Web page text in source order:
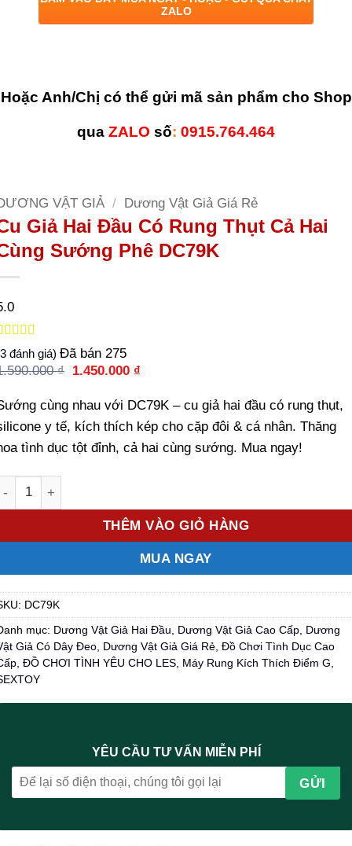
ZALO
Hoặc Anh/Chị có thể gửi mã sản phẩm cho Shop
qua ZALO số: 0915.764.464
VẬT GIẢ / Dương Vật Giả Giá Rẻ
Giả Hai Đầu Có Rung Thụt Cả Hai
Sướng Phê DC79K
trên 5
trên
giá
3 đánh giá) Đã bán 275
₫ Giá
1.590.000 ₫.
1.450.000 ₫
là:
1.450.000 ₫.
cùng nhau với DC79K – cu giả hai đầu có rung thụt,
y tế, kích thích kép cho cặp đôi & cá nhân. Thăng
tình dục tột đỉnh, cả hai cùng sướng. Mua ngay!
lượng
THÊM VÀO GIỎ HÀNG
MUA NGAY
DC79K
mục: Dương Vật Giả Hai Đầu, Dương Vật Giả Cao Cấp, Dương
Giả Có Dây Đeo, Dương Vật Giả Giá Rẻ, Đồ Chơi Tình Dục Cao
, ĐỒ CHƠI TÌNH YÊU CHO LES, Máy Rung Kích Thích Điểm G,
YÊU CẦU TƯ VẤN MIỄN PHÍ